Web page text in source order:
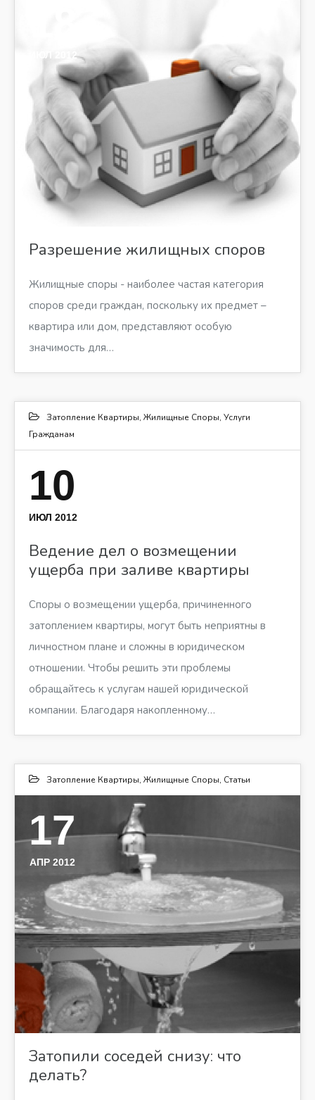
ИЮЛ 2012
Разрешение жилищных споров
Жилищные споры - наиболее частая категория
споров среди граждан, поскольку их предмет –
квартира или дом, представляют особую
значимость для…
Затопление Квартиры, Жилищные Споры, Услуги
Гражданам
10
ИЮЛ 2012
Ведение дел о возмещении
ущерба при заливе квартиры
Споры о возмещении ущерба, причиненного
затоплением квартиры, могут быть неприятны в
личностном плане и сложны в юридическом
отношении. Чтобы решить эти проблемы
обращайтесь к услугам нашей юридической
компании. Благодаря накопленному…
Затопление Квартиры, Жилищные Споры, Статьи
17
АПР 2012
Затопили соседей снизу: что
делать?